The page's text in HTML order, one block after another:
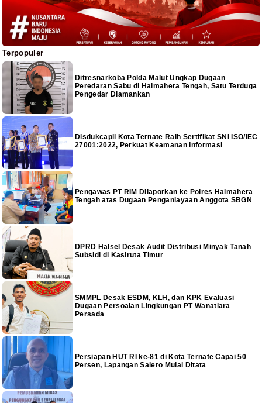
Terpopuler
Ditresnarkoba Polda Malut Ungkap Dugaan
Peredaran Sabu di Halmahera Tengah, Satu Terduga
Pengedar Diamankan
Disdukcapil Kota Ternate Raih Sertifikat SNI ISO/IEC
27001:2022, Perkuat Keamanan Informasi
Pengawas PT RIM Dilaporkan ke Polres Halmahera
Tengah atas Dugaan Penganiayaan Anggota SBGN
DPRD Halsel Desak Audit Distribusi Minyak Tanah
Subsidi di Kasiruta Timur
SMMPL Desak ESDM, KLH, dan KPK Evaluasi
Dugaan Persoalan Lingkungan PT Wanatiara
Persada
Persiapan HUT RI ke-81 di Kota Ternate Capai 50
Persen, Lapangan Salero Mulai Ditata